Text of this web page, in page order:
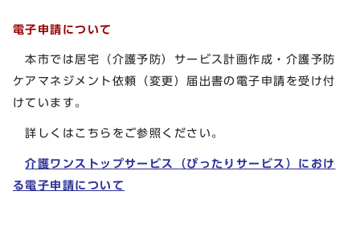
電子申請について
本市では居宅（介護予防）サービス計画作成・介護予防
ケアマネジメント依頼（変更）届出書の電子申請を受け付
けています。
詳しくはこちらをご参照ください。
介護ワンストップサービス（ぴったりサービス）におけ
る電子申請について